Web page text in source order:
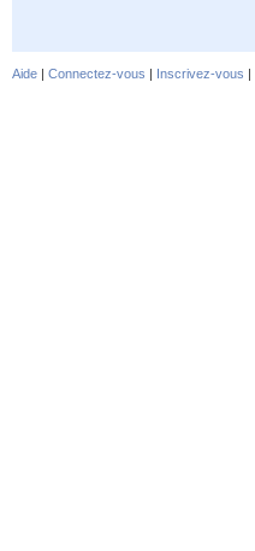
Aide | Connectez-vous | Inscrivez-vous |